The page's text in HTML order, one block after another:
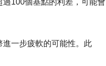
100個基點的利差，可能會
一步疲軟的可能性。此